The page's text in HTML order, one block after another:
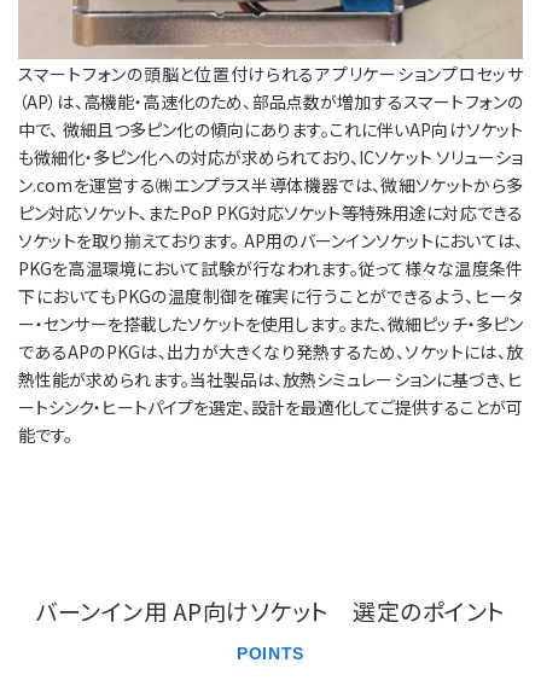
スマートフォンの頭脳と位置付けられるアプリケーションプロセッサ
（AP）は、高機能・高速化のため、部品点数が増加するスマートフォンの
中で、 微細且つ多ピン化の傾向にあります。これに伴いAP向けソケット
も微細化・多ピン化への対応が求められており、ICソケット ソリューショ
ン.comを運営する㈱エンプラス半導体機器では、微細ソケットから多
ピン対応ソケット、またPoP PKG対応ソケット等特殊用途に対応できる
ソケットを取り揃えております。 AP用のバーンインソケットにおいては、
PKGを高温環境において試験が行なわれます。従って様々な温度条件
下においてもPKGの温度制御を確実に行うことができるよう、ヒータ
ー・センサーを搭載したソケットを使用します。また、微細ピッチ・多ピン
であるAPのPKGは、出力が大きくなり発熱するため、ソケットには、放
熱性能が求められます。当社製品は、放熱シミュレーションに基づき、ヒ
ートシンク・ヒートパイプを選定、設計を最適化してご提供することが可
能です。
バーンイン用 AP向けソケット 選定のポイント
POINTS